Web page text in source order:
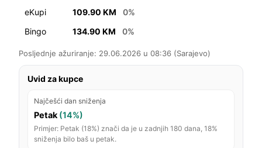
eKupi
109.90 KM
0%
Bingo
134.90 KM 0%
Posljednje ažuriranje: 29.06.2026 u 08:36 (Sarajevo)
Uvid za kupce
Najčešći dan sniženja
Petak (14%)
Primjer: Petak (18%) znači da je u zadnjih 180 dana, 18%
sniženja bilo baš u petak.